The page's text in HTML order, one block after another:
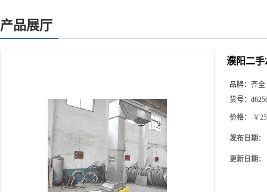
产品展厅
濮阳二
品牌： 齐全
货号：
价格： ￥
发布日期：
更新日期：